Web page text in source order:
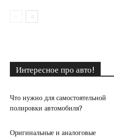
Интересное про авто!
Что нужно для самостоятельной
полировки автомобиля?
Оригинальные и аналоговые